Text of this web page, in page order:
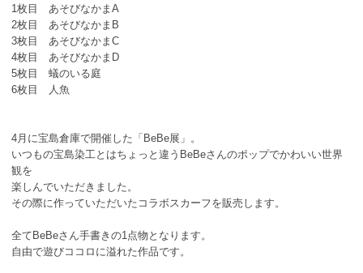
1枚目 あそびなかまA
2枚目 あそびなかまB
3枚目 あそびなかまC
4枚目 あそびなかまD
5枚目 蟻のいる庭
6枚目 人魚
4月に宝島倉庫で開催した「BeBe展」。
いつもの宝島染工とはちょっと違うBeBeさんのポップでかわいい世界
観を
楽しんでいただきました。
その際に作っていただいたコラボスカーフを販売します。
全てBeBeさん手書きの1点物となります。
自由で遊びココロに溢れた作品です。